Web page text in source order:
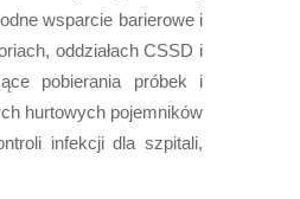
wsparcie barierowe i
oddziałach CSSD i
pobierania próbek i
hurtowych pojemników
infekcji dla szpitali,